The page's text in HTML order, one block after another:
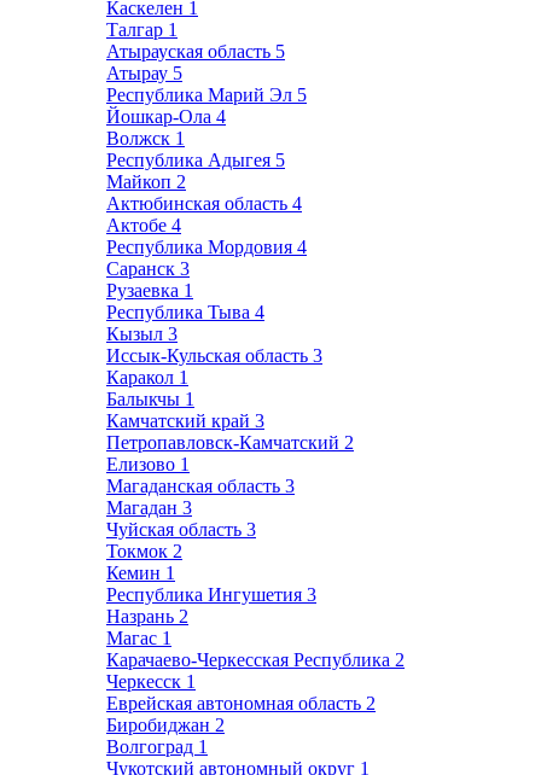
Каскелен 1
Талгар 1
Атырауская область 5
Атырау 5
Республика Марий Эл 5
Йошкар-Ола 4
Волжск 1
Республика Адыгея 5
Майкоп 2
Актюбинская область 4
Актобе 4
Республика Мордовия 4
Саранск 3
Рузаевка 1
Республика Тыва 4
Кызыл 3
Иссык-Кульская область 3
Каракол 1
Балыкчы 1
Камчатский край 3
Петропавловск-Камчатский 2
Елизово 1
Магаданская область 3
Магадан 3
Чуйская область 3
Токмок 2
Кемин 1
Республика Ингушетия 3
Назрань 2
Магас 1
Карачаево-Черкесская Республика 2
Черкесск 1
Еврейская автономная область 2
Биробиджан 2
Волгоград 1
Чукотский автономный округ 1